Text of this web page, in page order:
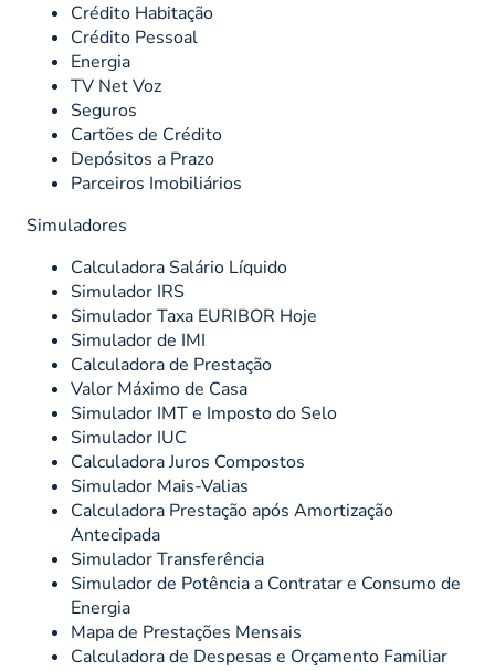
Crédito Habitação
Crédito Pessoal
Energia
TV Net Voz
Seguros
Cartões de Crédito
Depósitos a Prazo
Parceiros Imobiliários
Simuladores
Calculadora Salário Líquido
Simulador IRS
Simulador Taxa EURIBOR Hoje
Simulador de IMI
Calculadora de Prestação
Valor Máximo de Casa
Simulador IMT e Imposto do Selo
Simulador IUC
Calculadora Juros Compostos
Simulador Mais-Valias
Calculadora Prestação após Amortização
Antecipada
Simulador Transferência
Simulador de Potência a Contratar e Consumo de
Energia
Mapa de Prestações Mensais
Calculadora de Despesas e Orçamento Familiar